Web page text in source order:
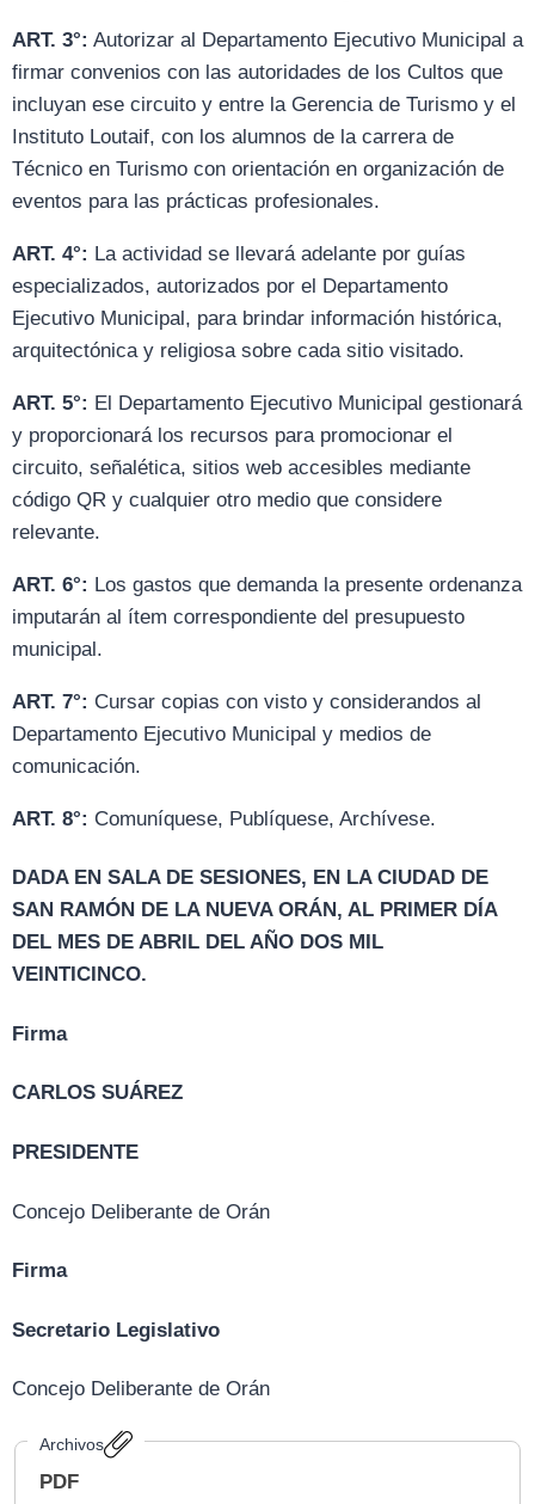
ART. 3°: Autorizar al Departamento Ejecutivo Municipal a
firmar convenios con las autoridades de los Cultos que
incluyan ese circuito y entre la Gerencia de Turismo y el
Instituto Loutaif, con los alumnos de la carrera de
Técnico en Turismo con orientación en organización de
eventos para las prácticas profesionales.
ART. 4°: La actividad se llevará adelante por guías
especializados, autorizados por el Departamento
Ejecutivo Municipal, para brindar información histórica,
arquitectónica y religiosa sobre cada sitio visitado.
ART. 5°: El Departamento Ejecutivo Municipal gestionará
y proporcionará los recursos para promocionar el
circuito, señalética, sitios web accesibles mediante
código QR y cualquier otro medio que considere
relevante.
ART. 6°: Los gastos que demanda la presente ordenanza
imputarán al ítem correspondiente del presupuesto
municipal.
ART. 7°: Cursar copias con visto y considerandos al
Departamento Ejecutivo Municipal y medios de
comunicación.
ART. 8°: Comuníquese, Publíquese, Archívese.
DADA EN SALA DE SESIONES, EN LA CIUDAD DE
SAN RAMÓN DE LA NUEVA ORÁN, AL PRIMER DÍA
DEL MES DE ABRIL DEL AÑO DOS MIL
VEINTICINCO.
Firma
CARLOS SUÁREZ
PRESIDENTE
Concejo Deliberante de Orán
Firma
Secretario Legislativo
Concejo Deliberante de Orán
Archivos
PDF